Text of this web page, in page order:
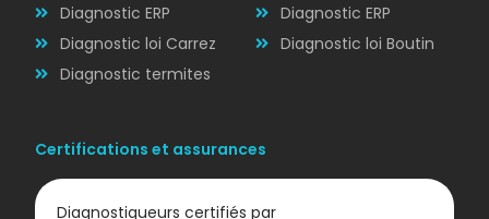
Diagnostic ERP
Diagnostic loi Carrez
Diagnostic termites
Diagnostic ERP
Diagnostic loi Boutin
Certifications et assurances
Diagnostiqueurs certifiés par